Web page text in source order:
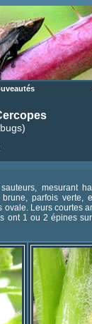
mesurant
parfois verte,
ovale. Leurs courtes
ont 1 ou 2 épines